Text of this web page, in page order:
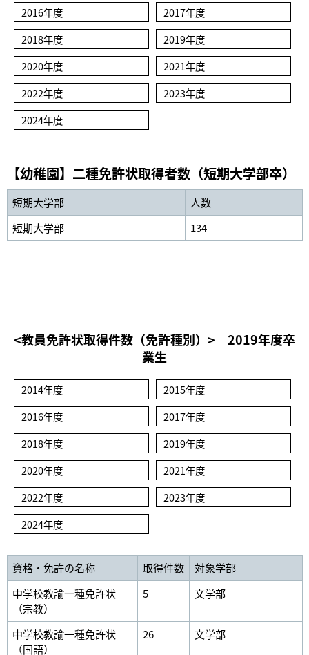
2016年度
2017年度
2018年度
2019年度
2020年度
2021年度
2022年度
2023年度
2024年度
【幼稚園】二種免許状取得者数（短期大学部卒）
短期大学部
人数
短期大学部
134
<教員免許状取得件数（免許種別）> 2019年度卒
業生
2014年度
2015年度
2016年度
2017年度
2018年度
2019年度
2020年度
2021年度
2022年度
2023年度
2024年度
資格・免許の名称 取得件数
対象学部
中学校教諭一種免許状
（宗教）
5 文学部
中学校教諭一種免許状
（国語）
26 文学部